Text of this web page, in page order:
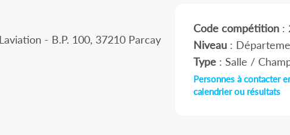
- B.P. 100, 37210 Parcay
Code compétition:
Niveau:
Type: Salle /
Personnes à contacter
calendrier ou résultats